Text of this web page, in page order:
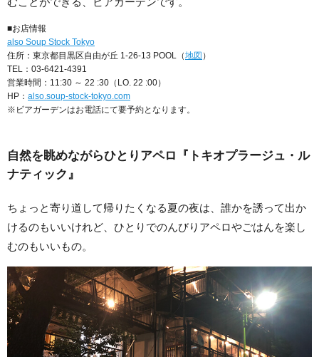
■お店情報
also Soup Stock Tokyo
住所：東京都目黒区自由が丘 1-26-13 POOL（地図 ）
TEL：03-6421-4391
営業時間：11:30 ～ 22 :30（LO. 22 :00）
HP： also.soup-stock-tokyo.com
※ビアガーデンはお電話にて要予約となります。
自然を眺めながらひとりアペロ『トキオプラージュ・ル
ナティック』
ちょっと寄り道して帰りたくなる夏の夜は、誰かを誘って出か
けるのもいいけれど、ひとりでのんびりアペロやごはんを楽し
むのもいいもの。